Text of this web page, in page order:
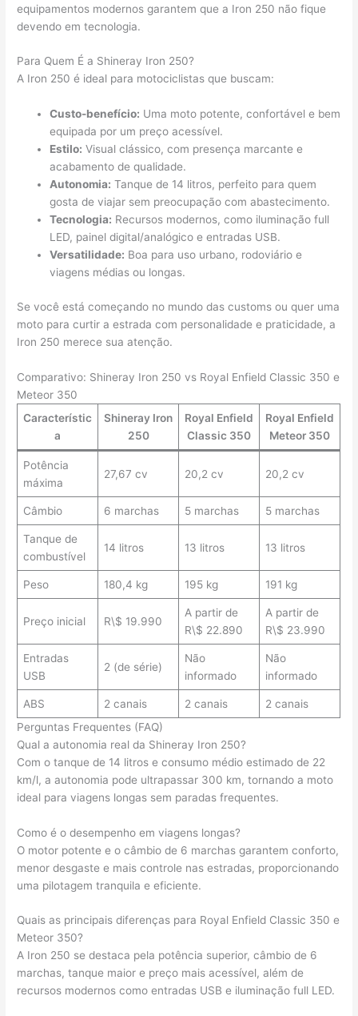
equipamentos modernos garantem que a Iron 250 não fique
devendo em tecnologia.
Para Quem É a Shineray Iron 250?
A Iron 250 é ideal para motociclistas que buscam:
Custo-benefício: Uma moto potente, confortável e bem
equipada por um preço acessível.
Estilo: Visual clássico, com presença marcante e
acabamento de qualidade.
Autonomia: Tanque de 14 litros, perfeito para quem
gosta de viajar sem preocupação com abastecimento.
Tecnologia: Recursos modernos, como iluminação full
LED, painel digital/analógico e entradas USB.
Versatilidade: Boa para uso urbano, rodoviário e
viagens médias ou longas.
Se você está começando no mundo das customs ou quer uma
moto para curtir a estrada com personalidade e praticidade, a
Iron 250 merece sua atenção.
Comparativo: Shineray Iron 250 vs Royal Enfield Classic 350 e
Meteor 350
Característic
a
Shineray Iron
250
Royal Enfield
Classic 350
Royal Enfield
Meteor 350
Potência
máxima
27,67 cv 20,2 cv 20,2 cv
Câmbio 6 marchas 5 marchas 5 marchas
Tanque de
combustível
14 litros 13 litros 13 litros
Peso 180,4 kg 195 kg 191 kg
Preço inicial R\$ 19.990
A partir de
R\$ 22.890
A partir de
R\$ 23.990
Entradas
USB
2 (de série)
Não
informado
Não
informado
ABS 2 canais 2 canais
2 canais
Perguntas Frequentes (FAQ)
Qual a autonomia real da Shineray Iron 250?
Com o tanque de 14 litros e consumo médio estimado de 22
km/l, a autonomia pode ultrapassar 300 km, tornando a moto
ideal para viagens longas sem paradas frequentes.
Como é o desempenho em viagens longas?
O motor potente e o câmbio de 6 marchas garantem conforto,
menor desgaste e mais controle nas estradas, proporcionando
uma pilotagem tranquila e eficiente.
Quais as principais diferenças para Royal Enfield Classic 350 e
Meteor 350?
A Iron 250 se destaca pela potência superior, câmbio de 6
marchas, tanque maior e preço mais acessível, além de
recursos modernos como entradas USB e iluminação full LED.